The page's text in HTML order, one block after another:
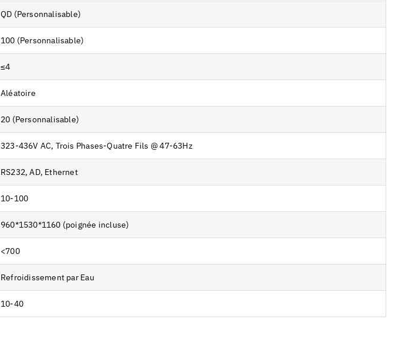
QD (Personnalisable)
100 (Personnalisable)
≤4
Aléatoire
20 (Personnalisable)
323-436V AC, Trois Phases-Quatre Fils @ 47-63Hz
RS232, AD, Ethernet
10-100
960*1530*1160 (poignée incluse)
<700
Refroidissement par Eau
10-40